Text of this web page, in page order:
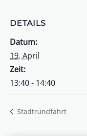
DETAILS
Datum:
19. April
Zeit:
13:40 - 14:40
Stadtrundfahrt